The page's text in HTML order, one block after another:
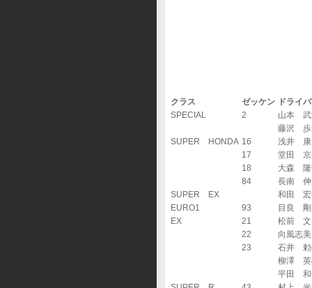
クラス ゼッケン
ドライ
SPECIAL
2
山本 武
藤沢 歩
SUPER HONDA 16
浅井 康
17
堂田 京
18
大森 隆
84
長南 伸
SUPER EX
和田 宏
EURO1
93
目良 剛
EX
21
松前 文
22
向風志
23
石井 勅
柳澤 英
平田 和